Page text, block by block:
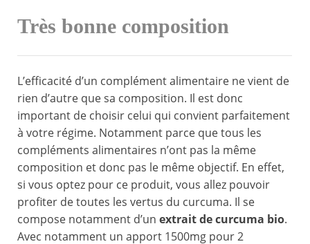
Très bonne composition
L’efficacité d’un complément alimentaire ne vient de
rien d’autre que sa composition. Il est donc
important de choisir celui qui convient parfaitement
à votre régime. Notamment parce que tous les
compléments alimentaires n’ont pas la même
composition et donc pas le même objectif. En effet,
si vous optez pour ce produit, vous allez pouvoir
profiter de toutes les vertus du curcuma. Il se
compose notamment d’un extrait de curcuma bio.
Avec notamment un apport 1500mg pour 2